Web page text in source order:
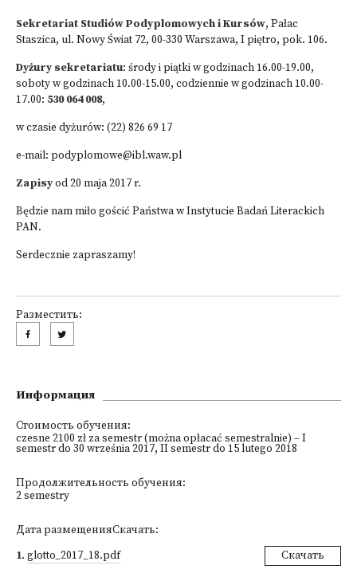
Sekretariat Studiów Podyplomowychi Kursów, Pałac
Staszica, ul. Nowy Świat 72, 00-330 Warszawa, I piętro, pok. 106.
Dyżury sekretariatu: środy i piątki w godzinach 16.00-19.00,
soboty w godzinach 10.00-15.00, codziennie w godzinach 10.00-
17.00: 530 064 008,
w czasie dyżurów: (22) 826 69 17
e-mail: podyplomowe@ibl.waw.pl
Zapisyod 20 maja 2017 r.
Będzie nam miło gościć Państwa w Instytucie Badań Literackich
PAN.
Serdecznie zapraszamy!
Разместить:
Информация
Стоимость обучения:
czesne 2100 zł za semestr (można opłacać semestralnie) – I
semestr do 30 września 2017, II semestr do 15 lutego 2018
Продолжительность обучения:
2 semestry
Дата размещенияСкачать:
1. glotto_2017_18.pdf Скачать